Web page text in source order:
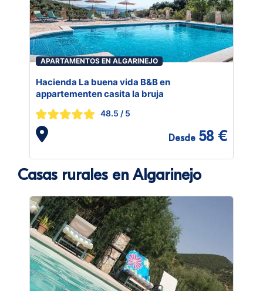
APARTAMENTOS EN ALGARINEJO
Hacienda La buena vida B&B en
appartementen casita la bruja
48.5 / 5
Desde 58 €
Casas rurales en Algarinejo